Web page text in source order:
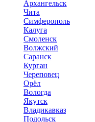
Архангельск
Чита
Симферополь
Калуга
Смоленск
Волжский
Саранск
Курган
Череповец
Орёл
Вологда
Якутск
Владикавказ
Подольск